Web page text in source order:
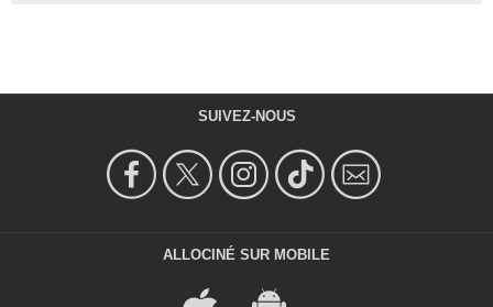
SUIVEZ-NOUS
ALLOCINÉ SUR MOBILE